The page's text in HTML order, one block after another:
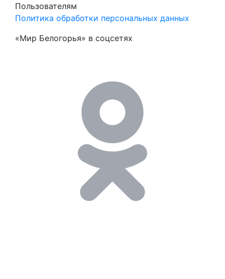
Пользователям
Политика обработки персональных данных
«Мир Белогорья» в соцсетях